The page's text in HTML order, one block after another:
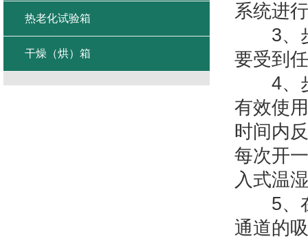
系统进
3、步
要受到
4、步
有效使
时间内
每次开
入式温
5、在
通道的
热老化试验箱
干燥（烘）箱